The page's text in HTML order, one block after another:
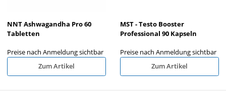
NNT Ashwagandha Pro 60
Tabletten
Preise nach Anmeldung sichtbar
Zum Artikel
MST - Testo Booster
Professional 90 Kapseln
Preise nach Anmeldung sichtbar
Zum Artikel